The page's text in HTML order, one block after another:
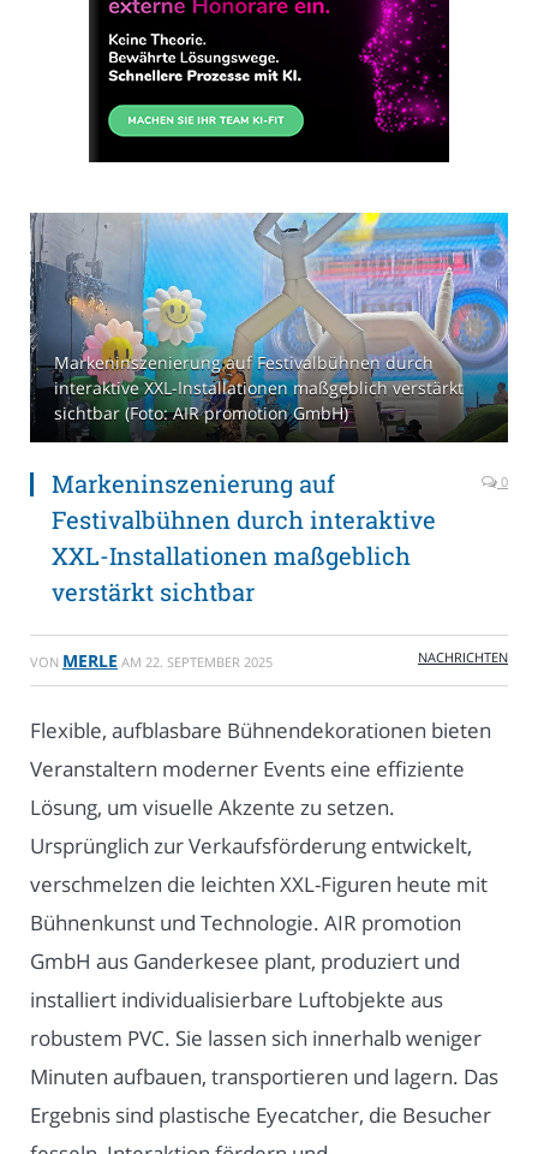
Markeninszenierung auf Festivalbühnen durch
interaktive XXL-Installationen maßgeblich verstärkt
sichtbar (Foto: AIR promotion GmbH)
Markeninszenierung auf
Festivalbühnen durch interaktive
XXL-Installationen maßgeblich
verstärkt sichtbar
0
VON MERLE AM 22. SEPTEMBER 2025 NACHRICHTEN
Flexible, aufblasbare Bühnendekorationen bieten
Veranstaltern moderner Events eine effiziente
Lösung, um visuelle Akzente zu setzen.
Ursprünglich zur Verkaufsförderung entwickelt,
verschmelzen die leichten XXL-Figuren heute mit
Bühnenkunst und Technologie. AIR promotion
GmbH aus Ganderkesee plant, produziert und
installiert individualisierbare Luftobjekte aus
robustem PVC. Sie lassen sich innerhalb weniger
Minuten aufbauen, transportieren und lagern. Das
Ergebnis sind plastische Eyecatcher, die Besucher